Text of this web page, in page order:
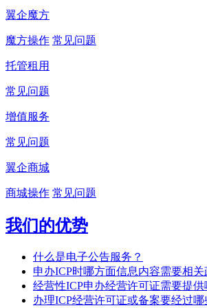
翼企魔方
魔方操作 常见问题
托管租用
常见问题
增值服务
常见问题
翼企商城
商城操作 常见问题
我们的优势
什么是电子公告服务？
申办ICP时哪方面信息内容需要相
经营性ICP申办经营许可证需要提供
办理ICP经营许可证或备案要经过哪